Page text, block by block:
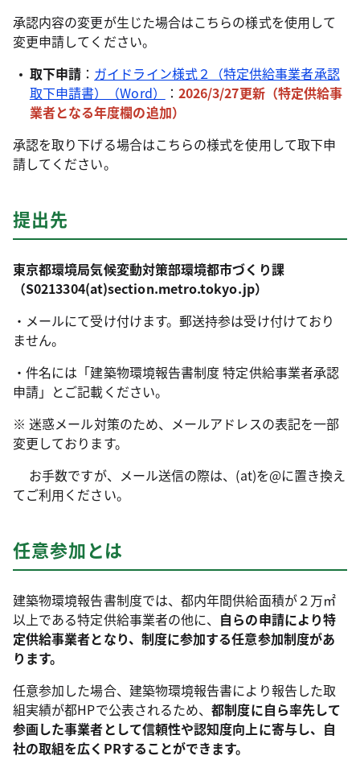
承認内容の変更が生じた場合はこちらの様式を使用して
変更申請してください。
取下申請 ： ガイドライン様式２（特定供給事業者承認
取下申請書）（Word）
： 2026/3/27更新（特定供給事
業者となる年度欄の追加）
承認を取り下げる場合はこちらの様式を使用して取下申
請してください。
提出先
東京都環境局気候変動対策部環境都市づくり課
（S0213304(at)section.metro.tokyo.jp）
・メールにて受け付けます。郵送持参は受け付けており
ません。
・件名には「建築物環境報告書制度 特定供給事業者承認
申請」とご記載ください。
※ 迷惑メール対策のため、メールアドレスの表記を一部
変更しております。
お手数ですが、メール送信の際は、(at)を@に置き換え
てご利用ください。
任意参加とは
建築物環境報告書制度では、都内年間供給面積が２万㎡
以上である特定供給事業者の他に、 自らの申請により特
定供給事業者となり、制度に参加する任意参加制度があ
ります。
任意参加した場合、建築物環境報告書により報告した取
組実績が都HPで公表されるため、都制度に自ら率先して
参画した事業者として信頼性や認知度向上に寄与し、自
社の取組を広くPRすることができます。